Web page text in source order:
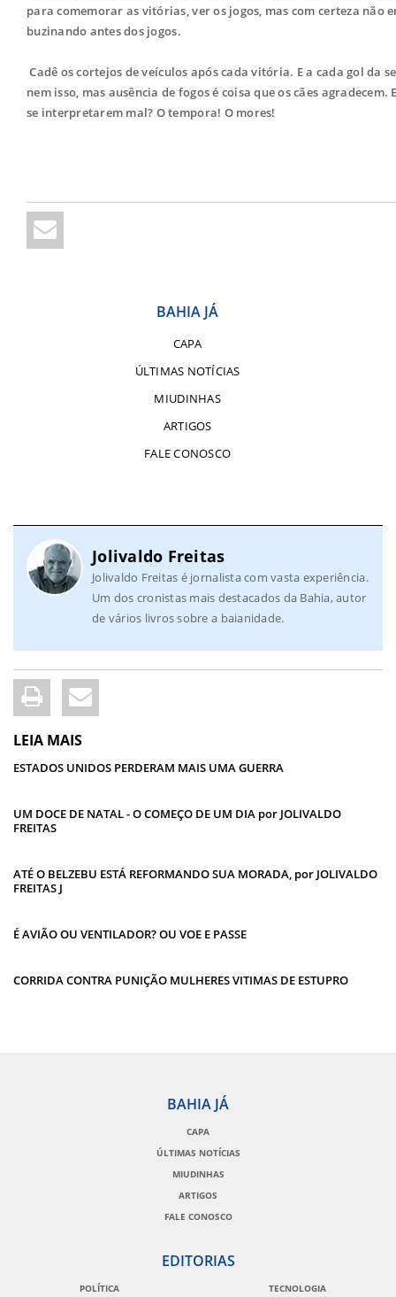
para comemorar as vitórias, ver os jogos, mas com certeza
buzinando antes dos jogos.
Cadê os cortejos de veículos após cada vitória. E a cada gol da
nem isso, mas ausência de fogos é coisa que os cães
se interpretarem mal? O tempora! O mores!
BAHIA JÁ
CAPA
ÚLTIMAS NOTÍCIAS
MIUDINHAS
ARTIGOS
FALE CONOSCO
Jolivaldo Freitas
Jolivaldo Freitas é jornalista com vasta experiência.
Um dos cronistas mais destacados da Bahia, autor
de vários livros sobre a baianidade.
LEIA MAIS
ESTADOS UNIDOS PERDERAM MAIS UMA GUERRA
UM DOCE DE NATAL - O COMEÇO DE UM DIA por JOLIVALDO
FREITAS
ATÉ O BELZEBU ESTÁ REFORMANDO SUA MORADA, por JOLIVALDO
FREITAS J
É AVIÃO OU VENTILADOR? OU VOE E PASSE
CORRIDA CONTRA PUNIÇÃO MULHERES VITIMAS DE ESTUPRO
BAHIA JÁ
CAPA
ÚLTIMAS NOTÍCIAS
MIUDINHAS
ARTIGOS
FALE CONOSCO
EDITORIAS
POLÍTICA TECNOLOGIA